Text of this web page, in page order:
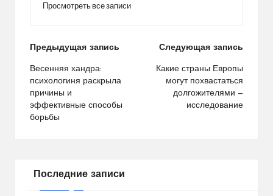
Просмотреть все записи
Навигация
по
записям
Предыдущая запись
Весенняя хандра:
психологиня раскрыла
причины и
эффективные способы
борьбы
Следующая запись
Какие страны Европы
могут похвастаться
долгожителями —
исследование
Последние записи